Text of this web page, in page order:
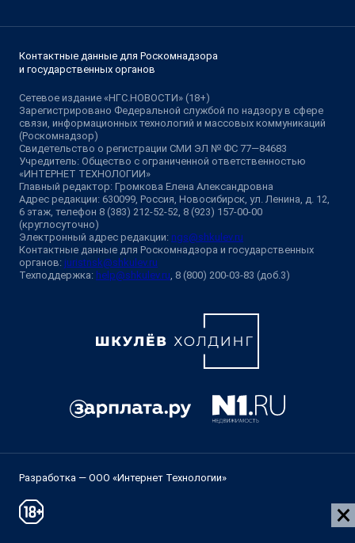
Контактные данные для Роскомнадзора
и государственных органов
Сетевое издание «НГС.НОВОСТИ» (18+)
Зарегистрировано Федеральной службой по надзору в сфере
связи, информационных технологий и массовых коммуникаций
(Роскомнадзор)
Свидетельство о регистрации СМИ ЭЛ № ФС 77—84683
Учредитель: Общество с ограниченной ответственностью
«ИНТЕРНЕТ ТЕХНОЛОГИИ»
Главный редактор: Громкова Елена Александровна
Адрес редакции: 630099, Россия, Новосибирск, ул. Ленина, д. 12,
6 этаж, телефон 8 (383) 212-52-52, 8 (923) 157-00-00
(круглосуточно)
Электронный адрес редакции: ngs@shkulev.ru
Контактные данные для Роскомнадзора и государственных
органов: juristnsk@shkulev.ru
Техподдержка: help@shkulev.ru , 8 (800) 200-03-83 (доб.3)
Разработка — ООО «Интернет Технологии»